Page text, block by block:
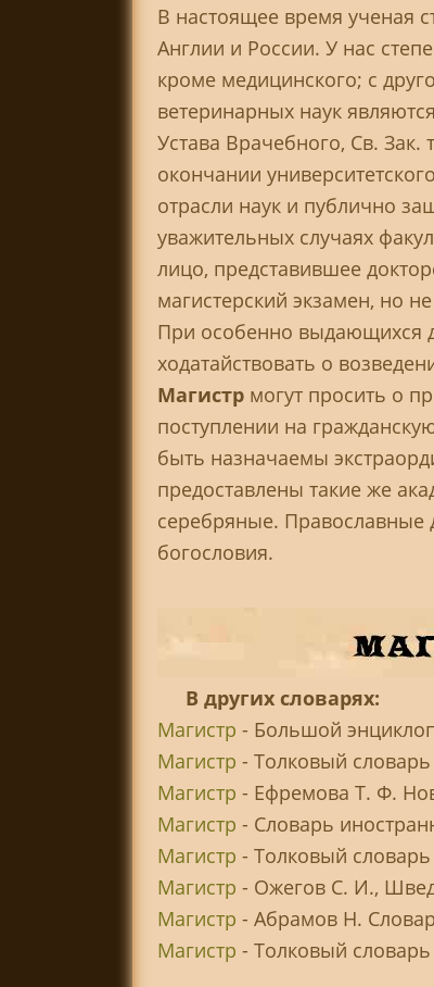
В настоящее время ученая
Англии и России. У нас
кроме медицинского; с
ветеринарных наук
Устава Врачебного, Св. Зак.
окончании
отрасли наук и публично
уважительных случаях
лицо, представившее
магистерский экзамен, но
При особенно выдающихся
ходатайствовать о
Магистр могут просить о
поступлении на
быть назначаемы
предоставлены такие же
серебряные. Православные
богословия.
В других словарях:
Магистр - Большой
Магистр - Толковый
Магистр - Ефремова Т. Ф.
Магистр - Словарь
Магистр - Толковый
Магистр - Ожегов С. И.,
Магистр - Абрамов Н.
Магистр - Толковый